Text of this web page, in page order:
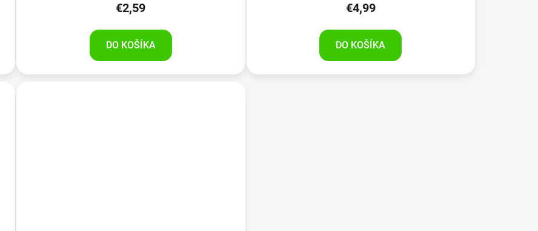
€2,59
DO KOŠÍKA
€4,99
DO KOŠÍKA